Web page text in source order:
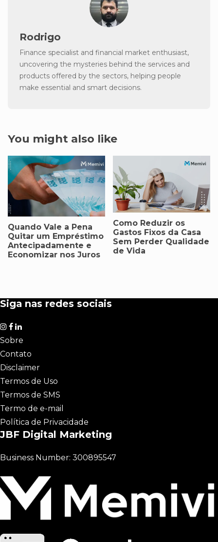
Rodrigo
Finance specialist and financial market enthusiast,
uncovering the mysteries behind the services and
products offered by the sectors, helping people
make essential and smart decisions.
You might also like
Quando Vale a Pena
Quitar um Empréstimo
Antecipadamente e
Economizar nos Juros
Como Reduzir os
Gastos Fixos da Casa
Sem Perder Qualidade
de Vida
Siga nas redes sociais
Sobre
Contato
Disclaimer
Termos de Uso
Termos de SMS
Termo de e-mail
Política de Privacidade
JBF Digital Marketing
Business Number: 300895547